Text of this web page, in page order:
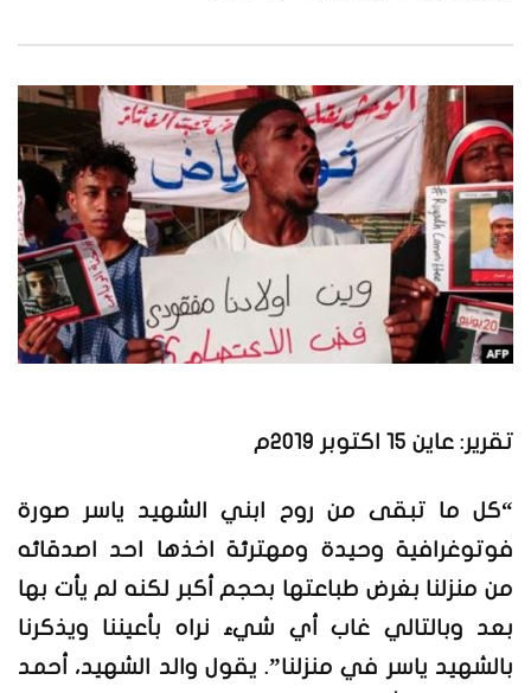
تقرير: عاين 15 اكتوبر 2019م
“كل ما تبقى من روح ابني الشهيد ياسر صورة
فوتوغرافية وحيدة ومهترئة اخذها احد اصدقائه
من منزلنا بغرض طباعتها بحجم أكبر لكنه لم يأت بها
بعد وبالتالي غاب أي شيء نراه بأعيننا ويذكرنا
بالشهيد ياسر في منزلنا”. يقول والد الشهيد، أحمد